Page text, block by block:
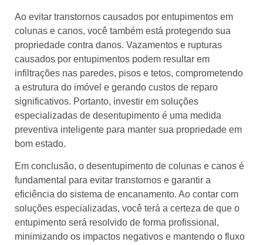
Ao evitar transtornos causados por entupimentos em
colunas e canos, você também está protegendo sua
propriedade contra danos. Vazamentos e rupturas
causados por entupimentos podem resultar em
infiltrações nas paredes, pisos e tetos, comprometendo
a estrutura do imóvel e gerando custos de reparo
significativos. Portanto, investir em soluções
especializadas de desentupimento é uma medida
preventiva inteligente para manter sua propriedade em
bom estado.
Em conclusão, o desentupimento de colunas e canos é
fundamental para evitar transtornos e garantir a
eficiência do sistema de encanamento. Ao contar com
soluções especializadas, você terá a certeza de que o
entupimento será resolvido de forma profissional,
minimizando os impactos negativos e mantendo o fluxo